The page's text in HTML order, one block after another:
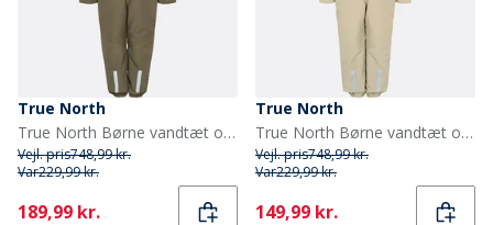
True North
True North Børne vandtæt overall Oxford snefrakke tarmac
Vejl. pris748,99 kr.
Var229,99 kr.
Current
189,99 kr.
True North
True North Børne vandtæt overall Oxford sne dragt sand
Vejl. pris748,99 kr.
Var229,99 kr.
Current
149,99 kr.